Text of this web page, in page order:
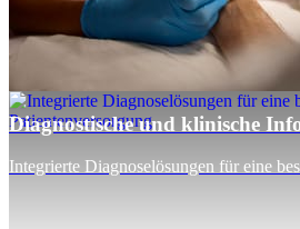
Diagnostische und klinische
Integrierte Diagnoselösungen für eine